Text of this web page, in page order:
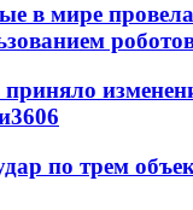
в мире
3606
по трем